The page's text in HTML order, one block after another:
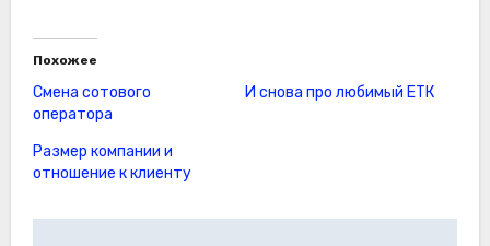
Похожее
Смена сотового
оператора
И снова про любимый ЕТК
Размер компании и
отношение к клиенту